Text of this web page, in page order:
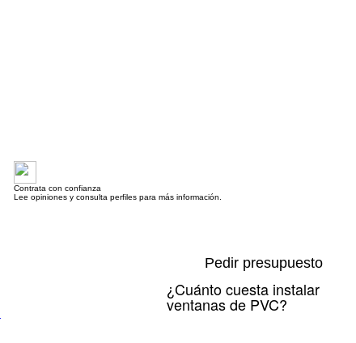
Contrata con confianza
Lee opiniones y consulta perfiles para más información.
Pedir presupuesto
¿Cuánto cuesta instalar
ventanas de PVC?